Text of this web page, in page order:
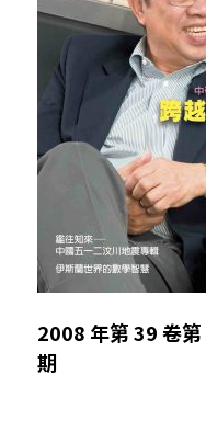
2008 年第 39 卷
期